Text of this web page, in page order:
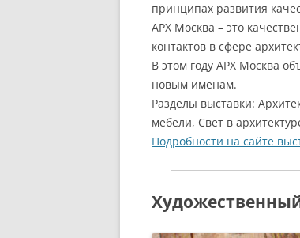
принципах развития
АРХ Москва – это
контактов в сфере
В этом году АРХ Москва
новым именам.
Разделы выставки:
мебели, Свет в
Подробности на сайте